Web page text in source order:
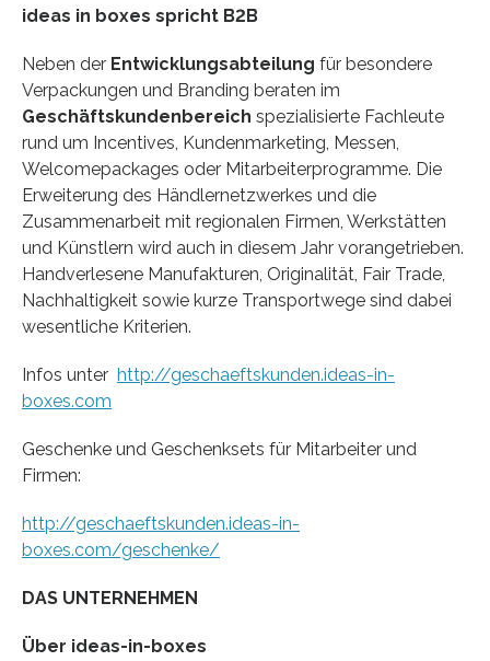
ideas in boxes spricht B2B
Neben der Entwicklungsabteilung für besondere
Verpackungen und Branding beraten im
Geschäftskundenbereich spezialisierte Fachleute
rund um Incentives, Kundenmarketing, Messen,
Welcomepackages oder Mitarbeiterprogramme. Die
Erweiterung des Händlernetzwerkes und die
Zusammenarbeit mit regionalen Firmen, Werkstätten
und Künstlern wird auch in diesem Jahr vorangetrieben.
Handverlesene Manufakturen, Originalität, Fair Trade,
Nachhaltigkeit sowie kurze Transportwege sind dabei
wesentliche Kriterien.
Infos unter http://geschaeftskunden.ideas-in-
boxes.com
Geschenke und Geschenksets für Mitarbeiter und
Firmen:
http://geschaeftskunden.ideas-in-
boxes.com/geschenke/
DAS UNTERNEHMEN
Über ideas-in-boxes